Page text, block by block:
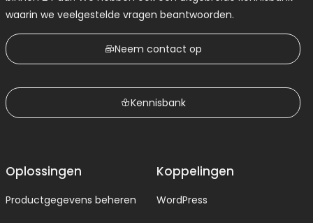
waarin we veelgestelde vragen beantwoorden.
Neem contact op
Kennisbank
Oplossingen
Productgegevens beheren
Koppelingen
WordPress